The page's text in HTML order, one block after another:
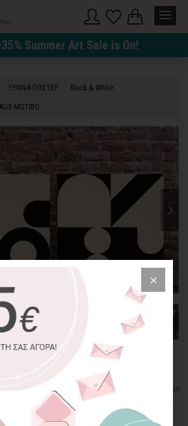
Summer Art Sale is On!
ΞΥΛΙΝΑ ΠΟΣΤΕΡ Black & White
ΜΟΤΙΒΟ
ΜΟΤΙΒΟ
Διαθέσιμο